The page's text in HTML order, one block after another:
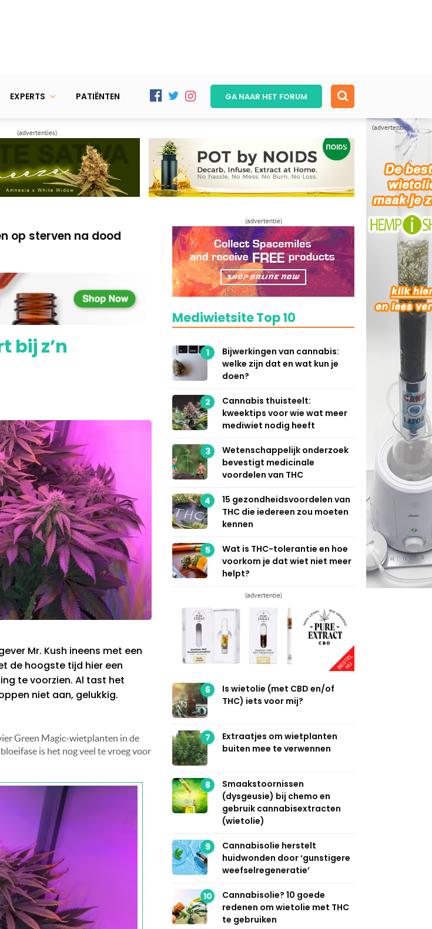
(advertentie)
EXPERTS PATIËNTEN GA NAAR HET FORUM
(advertenties)
wietplanten
wiettoppen
wietplanten
wiettoppen
bij z’n
Mr. Kush ineens met een
de hoogste tijd hier een
te voorzien. Al tast het
niet aan, gelukkig.
Green Magic-wietplanten in de
is het nog veel te vroeg voor
(advertentie)
Mediwietsite Top 10
1
Bijwerkingen van cannabis:
welke zijn dat en wat kun je
doen?
2
Cannabis thuisteelt:
kweektips voor wie wat meer
mediwiet nodig heeft
3
Wetenschappelijk onderzoek
bevestigt medicinale
voordelen van THC
4
15 gezondheidsvoordelen van
THC die iedereen zou moeten
kennen
5
Wat is THC-tolerantie en hoe
voorkom je dat wiet niet meer
helpt?
(advertentie)
6
Is wietolie (met CBD en/of
THC) iets voor mij?
7
Extraatjes om wietplanten
buiten mee te verwennen
8
Smaakstoornissen
(dysgeusie) bij chemo en
gebruik cannabisextracten
(wietolie)
9
Cannabisolie herstelt
huidwonden door ‘gunstigere
weefselregeneratie’
10
Cannabisolie? 10 goede
redenen om wietolie met THC
te gebruiken